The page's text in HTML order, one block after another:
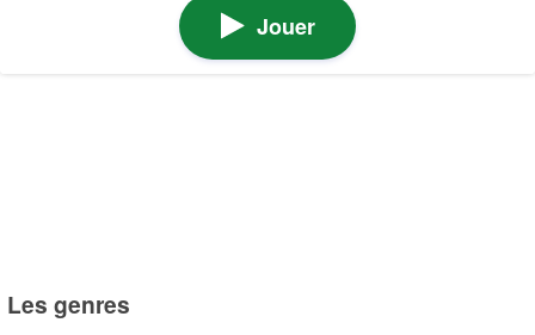
Jouer
Les genres